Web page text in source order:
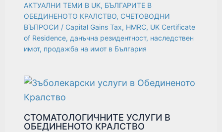
АКТУАЛНИ ТЕМИ В UK, БЪЛГАРИТЕ В
ОБЕДИНЕНОТО КРАЛСТВО, СЧЕТОВОДНИ
ВЪПРОСИ / Capital Gains Tax, HMRC, UK Certificate
of Residence, данъчна резидентност, наследствен
имот, продажба на имот в България
СТОМАТОЛОГИЧНИТЕ УСЛУГИ В
ОБЕДИНЕНОТО КРАЛСТВО